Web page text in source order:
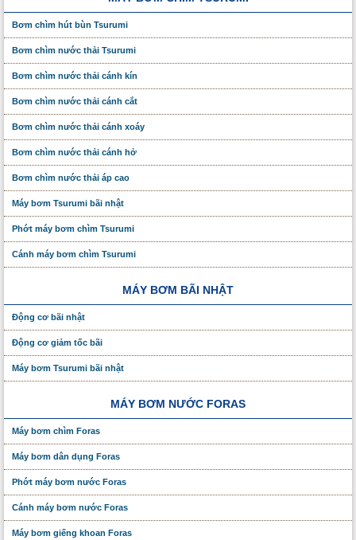
Bơm chìm hút bùn Tsurumi
Bơm chìm nước thải Tsurumi
Bơm chìm nước thải cánh kín
Bơm chìm nước thải cánh cắt
Bơm chìm nước thải cánh xoáy
Bơm chìm nước thải cánh hở
Bơm chìm nước thải áp cao
Máy bơm Tsurumi bãi nhật
Phớt máy bơm chìm Tsurumi
Cánh máy bơm chìm Tsurumi
MÁY BƠM BÃI NHẬT
Động cơ bãi nhật
Động cơ giảm tốc bãi
Máy bơm Tsurumi bãi nhật
MÁY BƠM NƯỚC FORAS
Máy bơm chìm Foras
Máy bơm dân dụng Foras
Phớt máy bơm nước Foras
Cánh máy bơm nước Foras
Máy bơm giếng khoan Foras